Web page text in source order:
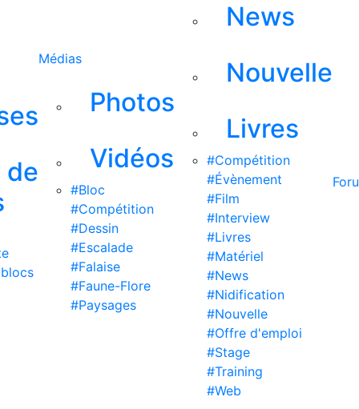
de
Médias
Photos
Vidéos
#Bloc
#Compétition
#Dessin
#Escalade
#Falaise
#Faune-Flore
#Paysages
News
Nouvelle
Livres
#Compétition
#Évènement
#Film
#Interview
#Livres
#Matériel
#News
#Nidification
#Nouvelle
#Offre d'emploi
#Stage
#Training
#Web